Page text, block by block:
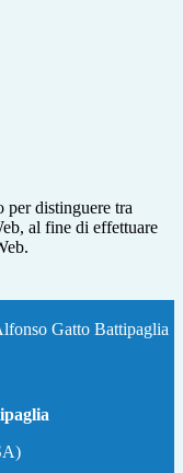
per distinguere tra
al fine di effettuare
Gatto Battipaglia